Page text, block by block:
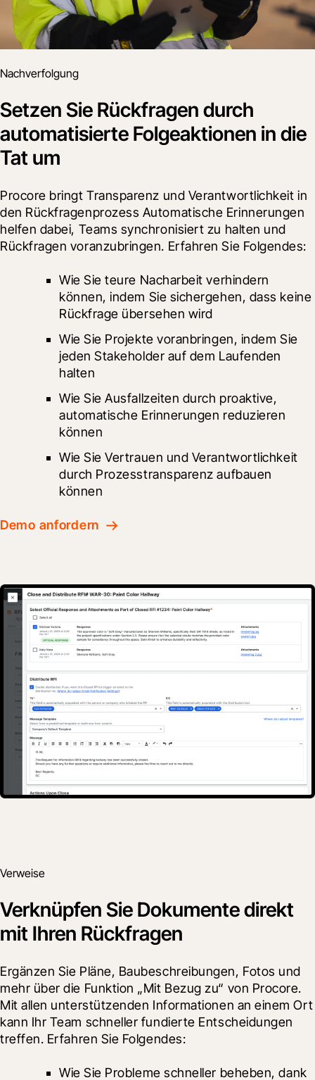
Nachverfolgung
Setzen Sie Rückfragen durch
automatisierte Folgeaktionen in die
Tat um
Procore bringt Transparenz und Verantwortlichkeit in
den Rückfragenprozess Automatische Erinnerungen
helfen dabei, Teams synchronisiert zu halten und
Rückfragen voranzubringen. Erfahren Sie Folgendes:
Wie Sie teure Nacharbeit verhindern
können, indem Sie sichergehen, dass keine
Rückfrage übersehen wird
Wie Sie Projekte voranbringen, indem Sie
jeden Stakeholder auf dem Laufenden
halten
Wie Sie Ausfallzeiten durch proaktive,
automatische Erinnerungen reduzieren
können
Wie Sie Vertrauen und Verantwortlichkeit
durch Prozesstransparenz aufbauen
können
Demo anfordern
Verweise
Verknüpfen Sie Dokumente direkt
mit Ihren Rückfragen
Ergänzen Sie Pläne, Baubeschreibungen, Fotos und
mehr über die Funktion „Mit Bezug zu“ von Procore.
Mit allen unterstützenden Informationen an einem Ort
kann Ihr Team schneller fundierte Entscheidungen
treffen. Erfahren Sie Folgendes:
Wie Sie Probleme schneller beheben, dank